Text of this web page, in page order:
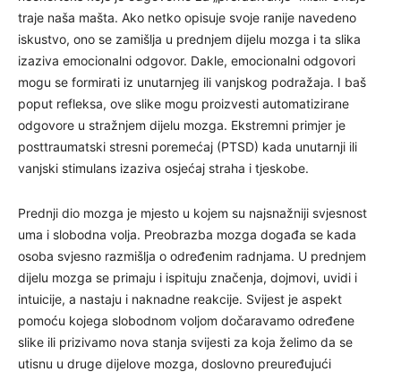
traje naša mašta. Ako netko opisuje svoje ranije navedeno
iskustvo, ono se zamišlja u prednjem dijelu mozga i ta slika
izaziva emocionalni odgovor. Dakle, emocionalni odgovori
mogu se formirati iz unutarnjeg ili vanjskog podražaja. I baš
poput refleksa, ove slike mogu proizvesti automatizirane
odgovore u stražnjem dijelu mozga. Ekstremni primjer je
posttraumatski stresni poremećaj (PTSD) kada unutarnji ili
vanjski stimulans izaziva osjećaj straha i tjeskobe.
Prednji dio mozga je mjesto u kojem su najsnažniji svjesnost
uma i slobodna volja. Preobrazba mozga događa se kada
osoba svjesno razmišlja o određenim radnjama. U prednjem
dijelu mozga se primaju i ispituju značenja, dojmovi, uvidi i
intuicije, a nastaju i naknadne reakcije. Svijest je aspekt
pomoću kojega slobodnom voljom dočaravamo određene
slike ili prizivamo nova stanja svijesti za koja želimo da se
utisnu u druge dijelove mozga, doslovno preuređujući